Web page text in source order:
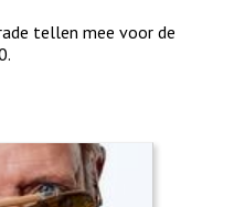
tellen mee voor de